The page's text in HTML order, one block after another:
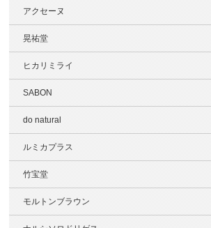
アクセーヌ
晃祐堂
ヒカリミライ
SABON
do natural
ルミカプラス
竹宝堂
モルトンブラウン